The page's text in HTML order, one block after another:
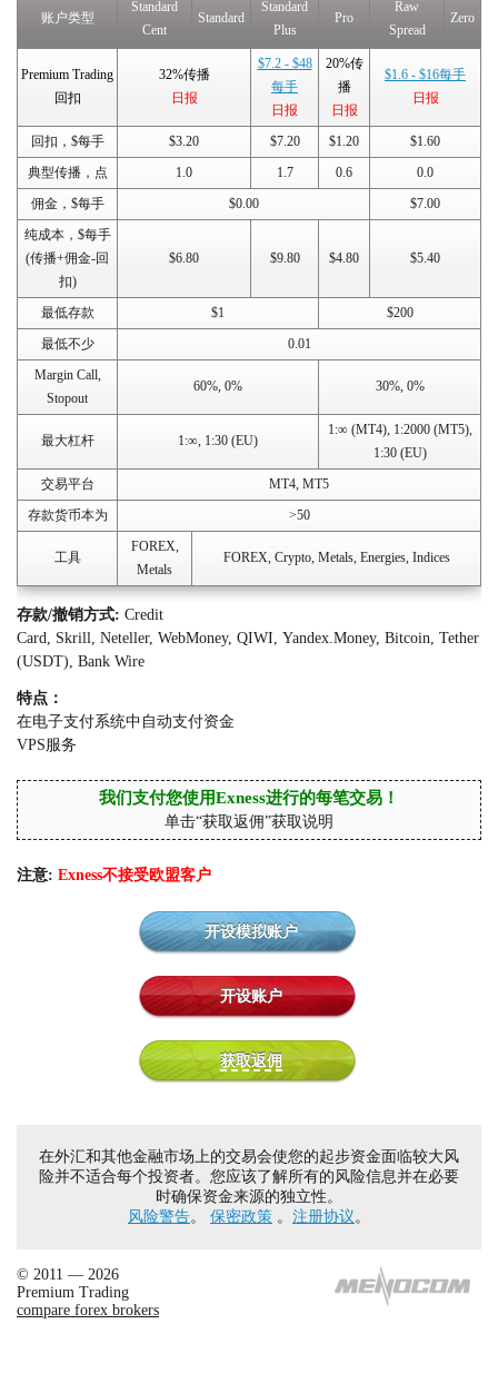
账户类型
Standard
Cent
Standard
Standard
Plus
Pro
Raw
Spread
Zero
Premium Trading
回扣
32%传播
日报
$7.2 - $48
每手
日报
20%传
播
日报
$1.6 - $16每手
日报
回扣，$每手 $3.20 $7.20 $1.20
$1.60
典型传播，点
1.0 1.7 0.6
0.0
佣金，$每手
$0.00
$7.00
纯成本，$每手
(传播+佣金-回
扣)
$6.80 $9.80 $4.80 $5.40
最低存款 $1
$200
最低不少
0.01
Margin Call,
Stopout
60%, 0% 30%, 0%
最大杠杆 1:∞, 1:30 (EU)
1:∞ (MT4), 1:2000 (MT5),
1:30 (EU)
交易平台
MT4, MT5
存款货币本为
>50
工具
FOREX,
Metals
FOREX, Crypto, Metals, Energies, Indices
存款/撤销方式: Credit
Card, Skrill, Neteller, WebMoney, QIWI, Yandex.Money, Bitcoin, Tether
(USDT), Bank Wire
特点：
在电子支付系统中自动支付资金
VPS服务
我们支付您使用Exness进行的每笔交易！
单击“获取返佣”获取说明
注意: Exness不接受欧盟客户
开设模拟账户
开设账户
获取返佣
在外汇和其他金融市场上的交易会使您的起步资金面临较大风
险并不适合每个投资者。您应该了解所有的风险信息并在必要
时确保资金来源的独立性。
风险警告。 保密政策 。 注册协议。
© 2011 — 2026
Premium Trading
compare forex brokers